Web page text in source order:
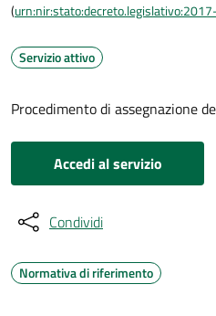
(
Servizio attivo
Procedimento di assegnazione
Accedi al servizio
Condividi
Normativa di riferimento